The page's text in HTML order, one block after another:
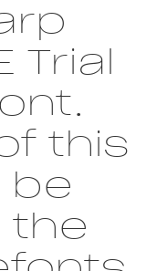
Trial
this
be
the